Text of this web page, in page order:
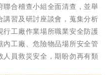
合稽查小組全面清查，並舉
習及研討座談會，蒐集分析
工廠作業場所職業安全防護
工廠、危險物品場所安全管
員救災安全，期盼勿再有類